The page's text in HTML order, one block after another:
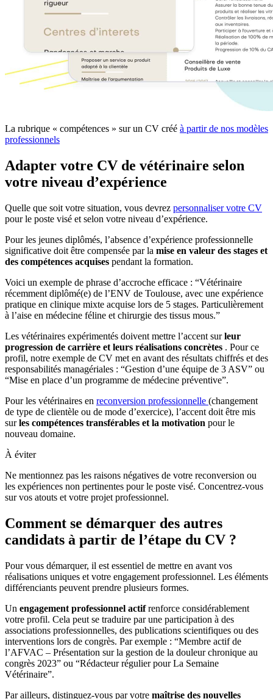
La rubrique « compétences » sur un CV créé à partir de nos modèles
professionnels
Adapter votre CV de vétérinaire selon
votre niveau d’expérience
Quelle que soit votre situation, vous devrez personnaliser votre CV
pour le poste visé et selon votre niveau d’expérience.
Pour les jeunes diplômés, l’absence d’expérience professionnelle
significative doit être compensée par la mise en valeur des stages et
des compétences acquises pendant la formation.
Voici un exemple de phrase d’accroche efficace : “Vétérinaire
récemment diplômé(e) de l’ENV de Toulouse, avec une expérience
pratique en clinique mixte acquise lors de 5 stages. Particulièrement
à l’aise en médecine féline et chirurgie des tissus mous.”
Les vétérinaires expérimentés doivent mettre l’accent surleur
progression de carrière et leurs réalisations concrètes . Pour ce
profil, notre exemple de CV met en avant des résultats chiffrés et des
responsabilités managériales : “Gestion d’une équipe de 3 ASV” ou
“Mise en place d’un programme de médecine préventive”.
Pour les vétérinaires en reconversion professionnelle (changement
de type de clientèle ou de mode d’exercice), l’accent doit être mis
surles compétences transférables et la motivation pour le
nouveau domaine.
À éviter
Ne mentionnez pas les raisons négatives de votre reconversion ou
les expériences non pertinentes pour le poste visé. Concentrez-vous
sur vos atouts et votre projet professionnel.
Comment se démarquer des autres
candidats à partir de l’étape du CV ?
Pour vous démarquer, il est essentiel de mettre en avant vos
réalisations uniques et votre engagement professionnel. Les éléments
différenciants peuvent prendre plusieurs formes.
Un engagement professionnel actifrenforce considérablement
votre profil. Cela peut se traduire par une participation à des
associations professionnelles, des publications scientifiques ou des
interventions lors de congrès. Par exemple : “Membre actif de
l’AFVAC – Présentation sur la gestion de la douleur chronique au
congrès 2023” ou “Rédacteur régulier pour La Semaine
Vétérinaire”.
Par ailleurs, distinguez-vous par votre maîtrise des nouvelles